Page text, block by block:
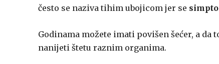
često se naziva tihim ubojicom jer se
Godinama možete imati povišen šećer, a da
nanijeti štetu raznim organima.